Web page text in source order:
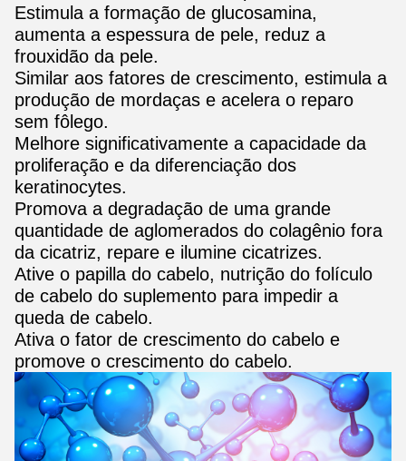
Estimula a formação de glucosamina,
aumenta a espessura de pele, reduz a
frouxidão da pele.
Similar aos fatores de crescimento, estimula a
produção de mordaças e acelera o reparo
sem fôlego.
Melhore significativamente a capacidade da
proliferação e da diferenciação dos
keratinocytes.
Promova a degradação de uma grande
quantidade de aglomerados do colagênio fora
da cicatriz, repare e ilumine cicatrizes.
Ative o papilla do cabelo, nutrição do folículo
de cabelo do suplemento para impedir a
queda de cabelo.
Ativa o fator de crescimento do cabelo e
promove o crescimento do cabelo.